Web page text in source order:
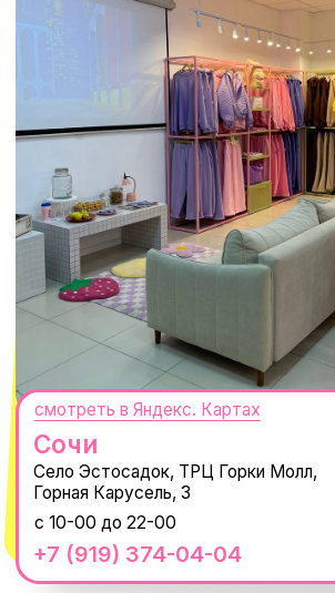
Оплата долями
Size guide
Обмен и возврат
Доставка и оплата
Вакансии
Реквизиты
Наши путешествия
Наши проекты
Новости
Каталог
О КОМПАНИИ
Нажимая "Подписаться", вы соглашаетесь с
Политикой обработки
персональных данныхиСогласием на рассылку электронных
сообщений
ПОДПИСАТЬСЯ
СЕКРЕТНЫЕ ПРОМОКОДЫ, ПРИГЛАШЕНИЯ
НА МЕРОПРИЯТИЯ И АНОНСЫ НОВИНОК
@MACROCOSM_STORE
MACROCOSM
300'000+ подписчиков
14'000+ подписчиков в нашем Telegram-канале